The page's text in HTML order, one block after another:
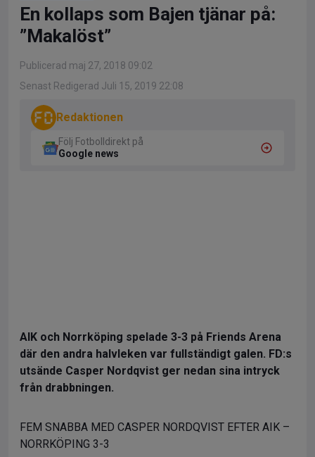
En kollaps som Bajen tjänar på:
”Makalöst”
Publicerad maj 27, 2018 09:02
Senast Redigerad Juli 15, 2019 22:08
Redaktionen
Följ Fotbolldirekt på
Google news
AIK och Norrköping spelade 3-3 på Friends Arena
där den andra halvleken var fullständigt galen. FD:s
utsände Casper Nordqvist ger nedan sina intryck
från drabbningen.
FEM SNABBA MED CASPER NORDQVIST EFTER AIK –
NORRKÖPING 3-3